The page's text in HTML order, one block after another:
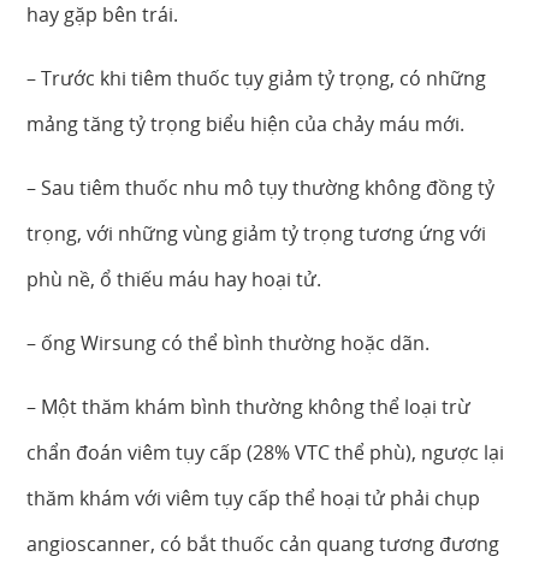
hay gặp bên trái.
– Trước khi tiêm thuốc tụy giảm tỷ trọng, có những
mảng tăng tỷ trọng biểu hiện của chảy máu mới.
– Sau tiêm thuốc nhu mô tụy thường không đồng tỷ
trọng, với những vùng giảm tỷ trọng tương ứng với
phù nề, ổ thiếu máu hay hoại tử.
– ống Wirsung có thể bình thường hoặc dãn.
– Một thăm khám bình thường không thể loại trừ
chẩn đoán viêm tụy cấp (28% VTC thể phù), ngược lại
thăm khám với viêm tụy cấp thể hoại tử phải chụp
angioscanner, có bắt thuốc cản quang tương đương